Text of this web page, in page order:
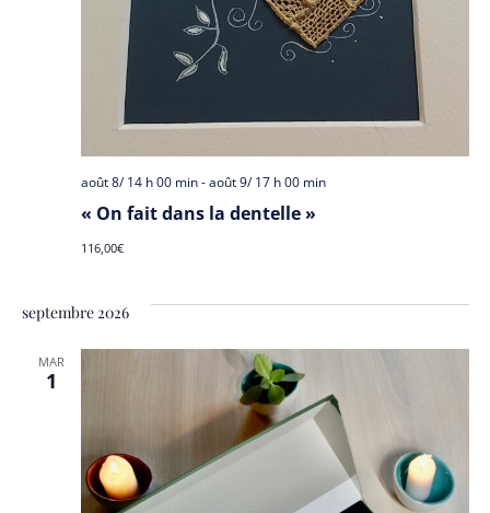
« On fait dans la dentelle »
août 8/ 14 h 00 min-août 9/ 17 h 00 min
116,00€
septembre 2026
MAR
1